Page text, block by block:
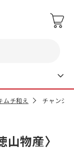
ムチ和え チャンジ
物産〉